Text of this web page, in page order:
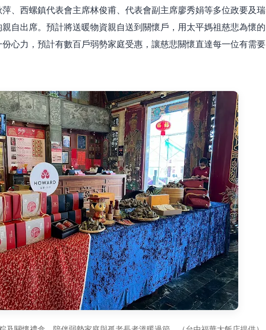
、西螺鎮代表會主席林俊甫、代表會副主席廖秀娟等多位政要及瑞
自出席。預計將送暖物資親自送到關懷戶，用太平媽祖慈悲為懷的
心力，預計有數百戶弱勢家庭受惠，讓慈悲關懷直達每一位有需要